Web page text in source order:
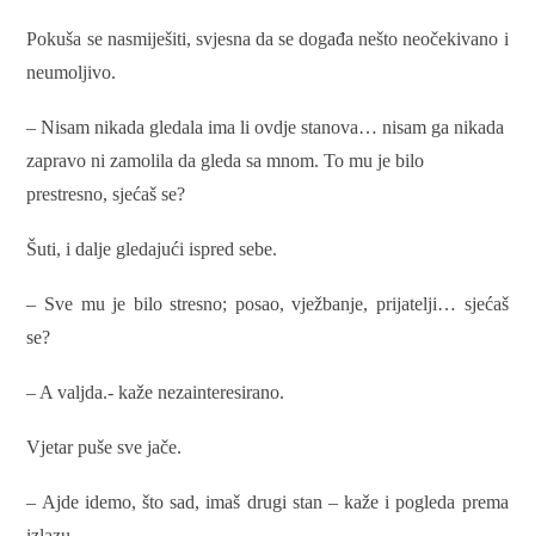
Pokuša se nasmiješiti, svjesna da se događa nešto neočekivano i
neumoljivo.
– Nisam nikada gledala ima li ovdje stanova… nisam ga nikada
zapravo ni zamolila da gleda sa mnom. To mu je bilo
prestresno, sjećaš se?
Šuti, i dalje gledajući ispred sebe.
– Sve mu je bilo stresno; posao, vježbanje, prijatelji… sjećaš
se?
– A valjda.- kaže nezainteresirano.
Vjetar puše sve jače.
– Ajde idemo, što sad, imaš drugi stan – kaže i pogleda prema